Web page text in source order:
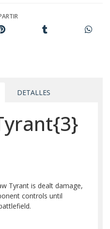
DETALLES
Tyrant is dealt damage,
controls until